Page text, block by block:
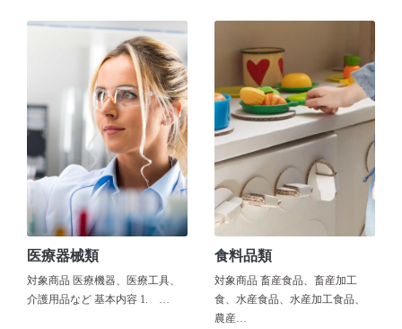
医療器械類
対象商品 医療機器、医療工具、
介護用品など 基本内容 1. …
食料品類
対象商品 畜産食品、畜産加工
食、水産食品、水産加工食品、
農産…